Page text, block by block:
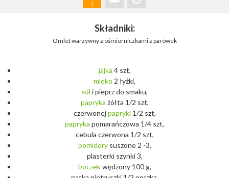
1
Składniki:
Omlet warzywny z ośmiorniczkami z parówek
jajka 4 szt,
mleko 2 łyżki,
sól i pieprz do smaku,
papryka żółta 1/2 szt,
czerwonejpapryki1/2 szt,
papryka pomarańczowa 1/4 szt,
cebula czerwona 1/2 szt,
pomidorysuszone 2 -3,
plasterki szynki 3,
boczekwędzony 100 g,